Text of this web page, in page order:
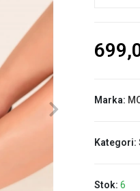
Marka:
Kategori:
Stok: 6